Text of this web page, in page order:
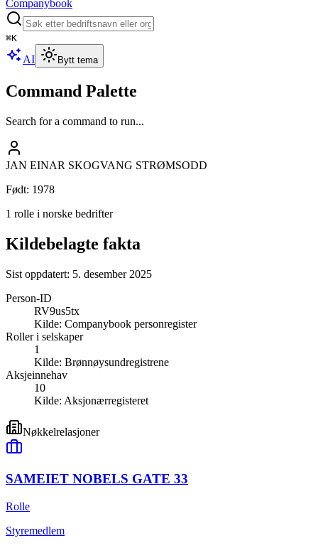
Companybook
⌘K
AI Bytt tema
Command Palette
Search for a command to run...
JAN EINAR SKOGVANG STRØMSODD
Født: 1978
1 rolle i norske bedrifter
Kildebelagte fakta
Sist oppdatert: 5. desember 2025
Person-ID
RV9us5tx
Kilde: Companybook personregister
Roller i selskaper
1
Kilde: Brønnøysundregistrene
Aksjeinnehav
10
Kilde: Aksjonærregisteret
Nøkkelrelasjoner
SAMEIET NOBELS GATE 33
Rolle
Styremedlem